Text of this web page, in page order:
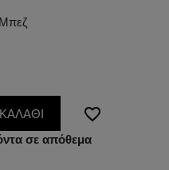
favorite_border
σε απόθεμα